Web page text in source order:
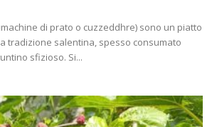
di prato o cuzzeddhre) sono un piatto
tradizione salentina, spesso consumato
sfizioso. Si...